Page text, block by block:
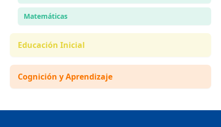
Matemáticas
Educación Inicial
Cognición y Aprendizaje